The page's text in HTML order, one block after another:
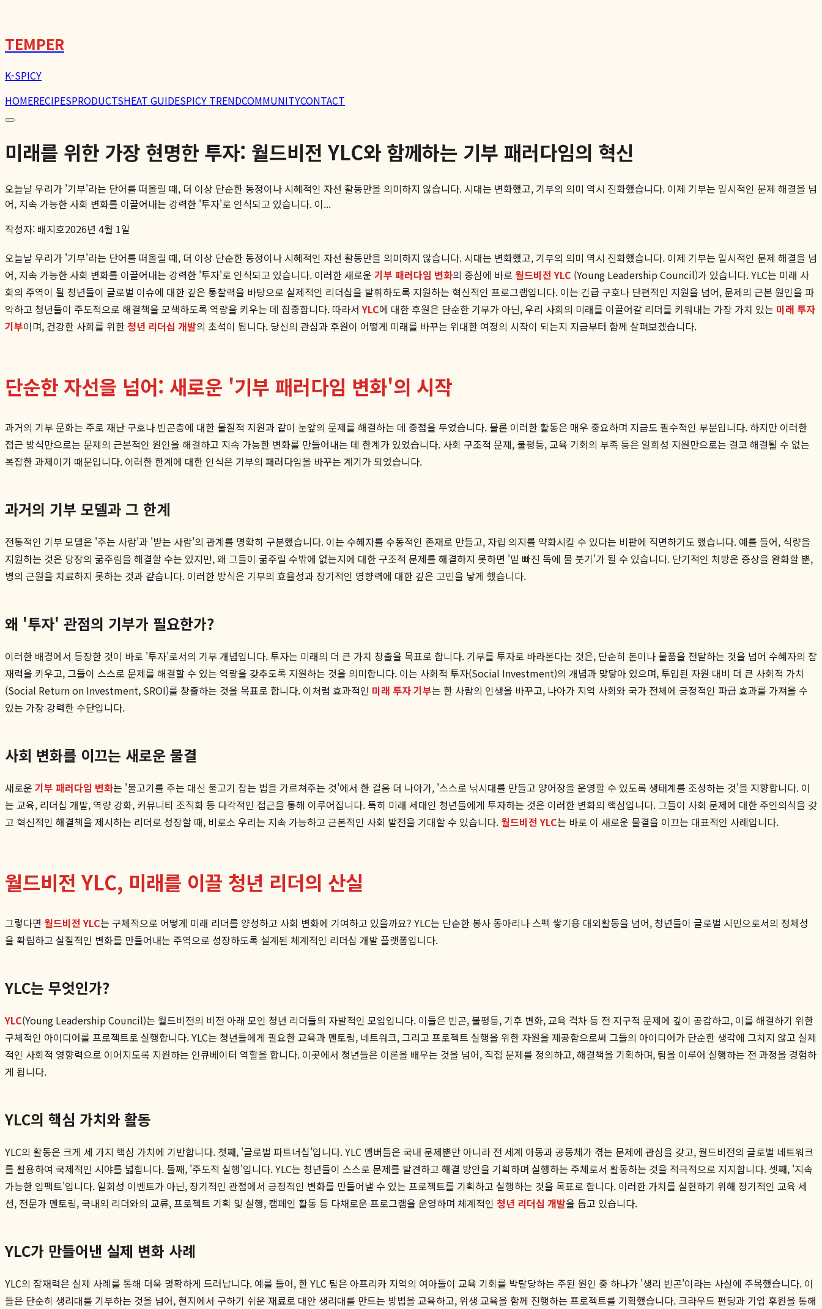
TEMPER
K-SPICY
HOMERECIPESPRODUCTSHEAT GUIDESPICY TRENDCOMMUNITYCONTACT
미래를 위한 가장 현명한 투자: 월드비전 YLC와 함께하는 기부 패러다임의 혁신
오늘날 우리가 '기부'라는 단어를 떠올릴 때, 더 이상 단순한 동정이나 시혜적인 자선 활동만을 의미하지 않습니다. 시대는 변화했고, 기부의 의미 역시 진화했습니다. 이제 기부는 일시적인 문제 해결을 넘
어, 지속 가능한 사회 변화를 이끌어내는 강력한 '투자'로 인식되고 있습니다. 이...
작성자: 배지호2026년 4월 1일
오늘날 우리가 '기부'라는 단어를 떠올릴 때, 더 이상 단순한 동정이나 시혜적인 자선 활동만을 의미하지 않습니다. 시대는 변화했고, 기부의 의미 역시 진화했습니다. 이제 기부는 일시적인 문제 해결을 넘
어, 지속 가능한 사회 변화를 이끌어내는 강력한 '투자'로 인식되고 있습니다. 이러한 새로운 기부 패러다임 변화의 중심에 바로 월드비전 YLC (Young Leadership Council)가 있습니다. YLC는 미래 사
회의 주역이 될 청년들이 글로벌 이슈에 대한 깊은 통찰력을 바탕으로 실제적인 리더십을 발휘하도록 지원하는 혁신적인 프로그램입니다. 이는 긴급 구호나 단편적인 지원을 넘어, 문제의 근본 원인을 파
악하고 청년들이 주도적으로 해결책을 모색하도록 역량을 키우는 데 집중합니다. 따라서YLC에 대한 후원은 단순한 기부가 아닌, 우리 사회의 미래를 이끌어갈 리더를 키워내는 가장 가치 있는 미래 투자
기부이며, 건강한 사회를 위한청년 리더십 개발의 초석이 됩니다. 당신의 관심과 후원이 어떻게 미래를 바꾸는 위대한 여정의 시작이 되는지 지금부터 함께 살펴보겠습니다.
단순한 자선을 넘어: 새로운 '기부 패러다임 변화'의 시작
과거의 기부 문화는 주로 재난 구호나 빈곤층에 대한 물질적 지원과 같이 눈앞의 문제를 해결하는 데 중점을 두었습니다. 물론 이러한 활동은 매우 중요하며 지금도 필수적인 부분입니다. 하지만 이러한
접근 방식만으로는 문제의 근본적인 원인을 해결하고 지속 가능한 변화를 만들어내는 데 한계가 있었습니다. 사회 구조적 문제, 불평등, 교육 기회의 부족 등은 일회성 지원만으로는 결코 해결될 수 없는
복잡한 과제이기 때문입니다. 이러한 한계에 대한 인식은 기부의 패러다임을 바꾸는 계기가 되었습니다.
과거의 기부 모델과 그 한계
전통적인 기부 모델은 '주는 사람'과 '받는 사람'의 관계를 명확히 구분했습니다. 이는 수혜자를 수동적인 존재로 만들고, 자립 의지를 약화시킬 수 있다는 비판에 직면하기도 했습니다. 예를 들어, 식량을
지원하는 것은 당장의 굶주림을 해결할 수는 있지만, 왜 그들이 굶주릴 수밖에 없는지에 대한 구조적 문제를 해결하지 못하면 '밑 빠진 독에 물 붓기'가 될 수 있습니다. 단기적인 처방은 증상을 완화할 뿐,
병의 근원을 치료하지 못하는 것과 같습니다. 이러한 방식은 기부의 효율성과 장기적인 영향력에 대한 깊은 고민을 낳게 했습니다.
왜 '투자' 관점의 기부가 필요한가?
이러한 배경에서 등장한 것이 바로 '투자'로서의 기부 개념입니다. 투자는 미래의 더 큰 가치 창출을 목표로 합니다. 기부를 투자로 바라본다는 것은, 단순히 돈이나 물품을 전달하는 것을 넘어 수혜자의 잠
재력을 키우고, 그들이 스스로 문제를 해결할 수 있는 역량을 갖추도록 지원하는 것을 의미합니다. 이는 사회적 투자(Social Investment)의 개념과 맞닿아 있으며, 투입된 자원 대비 더 큰 사회적 가치
(Social Return on Investment, SROI)를 창출하는 것을 목표로 합니다. 이처럼 효과적인 미래 투자 기부는 한 사람의 인생을 바꾸고, 나아가 지역 사회와 국가 전체에 긍정적인 파급 효과를 가져올 수
있는 가장 강력한 수단입니다.
사회 변화를 이끄는 새로운 물결
새로운 기부 패러다임 변화는 '물고기를 주는 대신 물고기 잡는 법을 가르쳐주는 것'에서 한 걸음 더 나아가, '스스로 낚시대를 만들고 양어장을 운영할 수 있도록 생태계를 조성하는 것'을 지향합니다. 이
는 교육, 리더십 개발, 역량 강화, 커뮤니티 조직화 등 다각적인 접근을 통해 이루어집니다. 특히 미래 세대인 청년들에게 투자하는 것은 이러한 변화의 핵심입니다. 그들이 사회 문제에 대한 주인의식을 갖
고 혁신적인 해결책을 제시하는 리더로 성장할 때, 비로소 우리는 지속 가능하고 근본적인 사회 발전을 기대할 수 있습니다. 월드비전 YLC는 바로 이 새로운 물결을 이끄는 대표적인 사례입니다.
월드비전 YLC, 미래를 이끌 청년 리더의 산실
그렇다면 월드비전 YLC는 구체적으로 어떻게 미래 리더를 양성하고 사회 변화에 기여하고 있을까요? YLC는 단순한 봉사 동아리나 스펙 쌓기용 대외활동을 넘어, 청년들이 글로벌 시민으로서의 정체성
을 확립하고 실질적인 변화를 만들어내는 주역으로 성장하도록 설계된 체계적인 리더십 개발 플랫폼입니다.
YLC는 무엇인가?
YLC(Young Leadership Council)는 월드비전의 비전 아래 모인 청년 리더들의 자발적인 모임입니다. 이들은 빈곤, 불평등, 기후 변화, 교육 격차 등 전 지구적 문제에 깊이 공감하고, 이를 해결하기 위한
구체적인 아이디어를 프로젝트로 실행합니다. YLC는 청년들에게 필요한 교육과 멘토링, 네트워크, 그리고 프로젝트 실행을 위한 자원을 제공함으로써 그들의 아이디어가 단순한 생각에 그치지 않고 실제
적인 사회적 영향력으로 이어지도록 지원하는 인큐베이터 역할을 합니다. 이곳에서 청년들은 이론을 배우는 것을 넘어, 직접 문제를 정의하고, 해결책을 기획하며, 팀을 이루어 실행하는 전 과정을 경험하
게 됩니다.
YLC의 핵심 가치와 활동
YLC의 활동은 크게 세 가지 핵심 가치에 기반합니다. 첫째, '글로벌 파트너십'입니다. YLC 멤버들은 국내 문제뿐만 아니라 전 세계 아동과 공동체가 겪는 문제에 관심을 갖고, 월드비전의 글로벌 네트워크
를 활용하여 국제적인 시야를 넓힙니다. 둘째, '주도적 실행'입니다. YLC는 청년들이 스스로 문제를 발견하고 해결 방안을 기획하며 실행하는 주체로서 활동하는 것을 적극적으로 지지합니다. 셋째, '지속
가능한 임팩트'입니다. 일회성 이벤트가 아닌, 장기적인 관점에서 긍정적인 변화를 만들어낼 수 있는 프로젝트를 기획하고 실행하는 것을 목표로 합니다. 이러한 가치를 실현하기 위해 정기적인 교육 세
션, 전문가 멘토링, 국내외 리더와의 교류, 프로젝트 기획 및 실행, 캠페인 활동 등 다채로운 프로그램을 운영하며 체계적인 청년 리더십 개발을 돕고 있습니다.
YLC가 만들어낸 실제 변화 사례
YLC의 잠재력은 실제 사례를 통해 더욱 명확하게 드러납니다. 예를 들어, 한 YLC 팀은 아프리카 지역의 여아들이 교육 기회를 박탈당하는 주된 원인 중 하나가 '생리 빈곤'이라는 사실에 주목했습니다. 이
들은 단순히 생리대를 기부하는 것을 넘어, 현지에서 구하기 쉬운 재료로 대안 생리대를 만드는 방법을 교육하고, 위생 교육을 함께 진행하는 프로젝트를 기획했습니다. 크라우드 펀딩과 기업 후원을 통해